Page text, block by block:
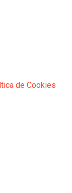
de Cookies